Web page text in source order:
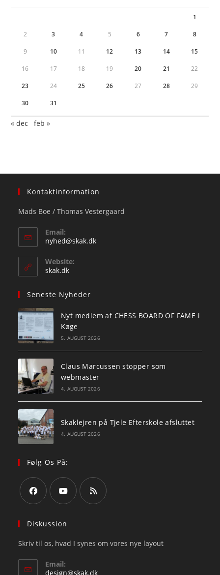
1
2 3 4 5 6 7 8
9 10 11 12 13 14 15
16 17 18 19 20 21 22
23 24 25 26 27 28 29
30 31
« dec feb »
Kontaktinformation
Mads Boe / Thomas Vestergaard
Email:
nyhed@skak.dkOpens
Website:
skak.dk
Seneste Nyheder
Nyt medlem af CHESS BOARD OF FAME i
Køge
5. AUGUST 2026
Claus Marcussen stopper som
webmaster
4. AUGUST 2026
Skaklejren på Tjele Efterskole afsluttet
4. AUGUST 2026
Følg Os På:
in
new
tab
in
new
new
Diskussion
Skriv til os, hvad I synes om vores nye layout
Email:
design@skak.dkOpens